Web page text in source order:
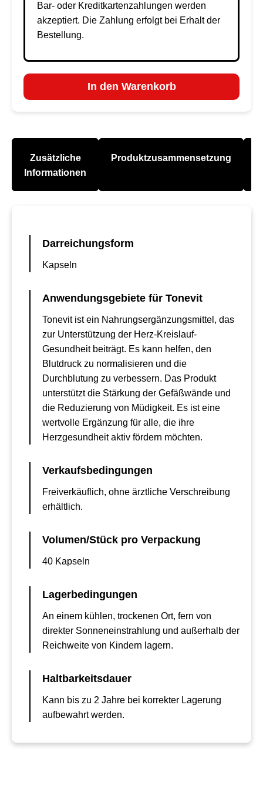
Bar- oder Kreditkartenzahlungen werden
akzeptiert. Die Zahlung erfolgt bei Erhalt der
Bestellung.
In den Warenkorb
Zusätzliche
Informationen
Produktzusammensetzung
Darreichungsform
Kapseln
Anwendungsgebiete für Tonevit
Tonevit ist ein Nahrungsergänzungsmittel, das
zur Unterstützung der Herz-Kreislauf-
Gesundheit beiträgt. Es kann helfen, den
Blutdruck zu normalisieren und die
Durchblutung zu verbessern. Das Produkt
unterstützt die Stärkung der Gefäßwände und
die Reduzierung von Müdigkeit. Es ist eine
wertvolle Ergänzung für alle, die ihre
Herzgesundheit aktiv fördern möchten.
Verkaufsbedingungen
Freiverkäuflich, ohne ärztliche Verschreibung
erhältlich.
Volumen/Stück pro Verpackung
40 Kapseln
Lagerbedingungen
An einem kühlen, trockenen Ort, fern von
direkter Sonneneinstrahlung und außerhalb der
Reichweite von Kindern lagern.
Haltbarkeitsdauer
Kann bis zu 2 Jahre bei korrekter Lagerung
aufbewahrt werden.